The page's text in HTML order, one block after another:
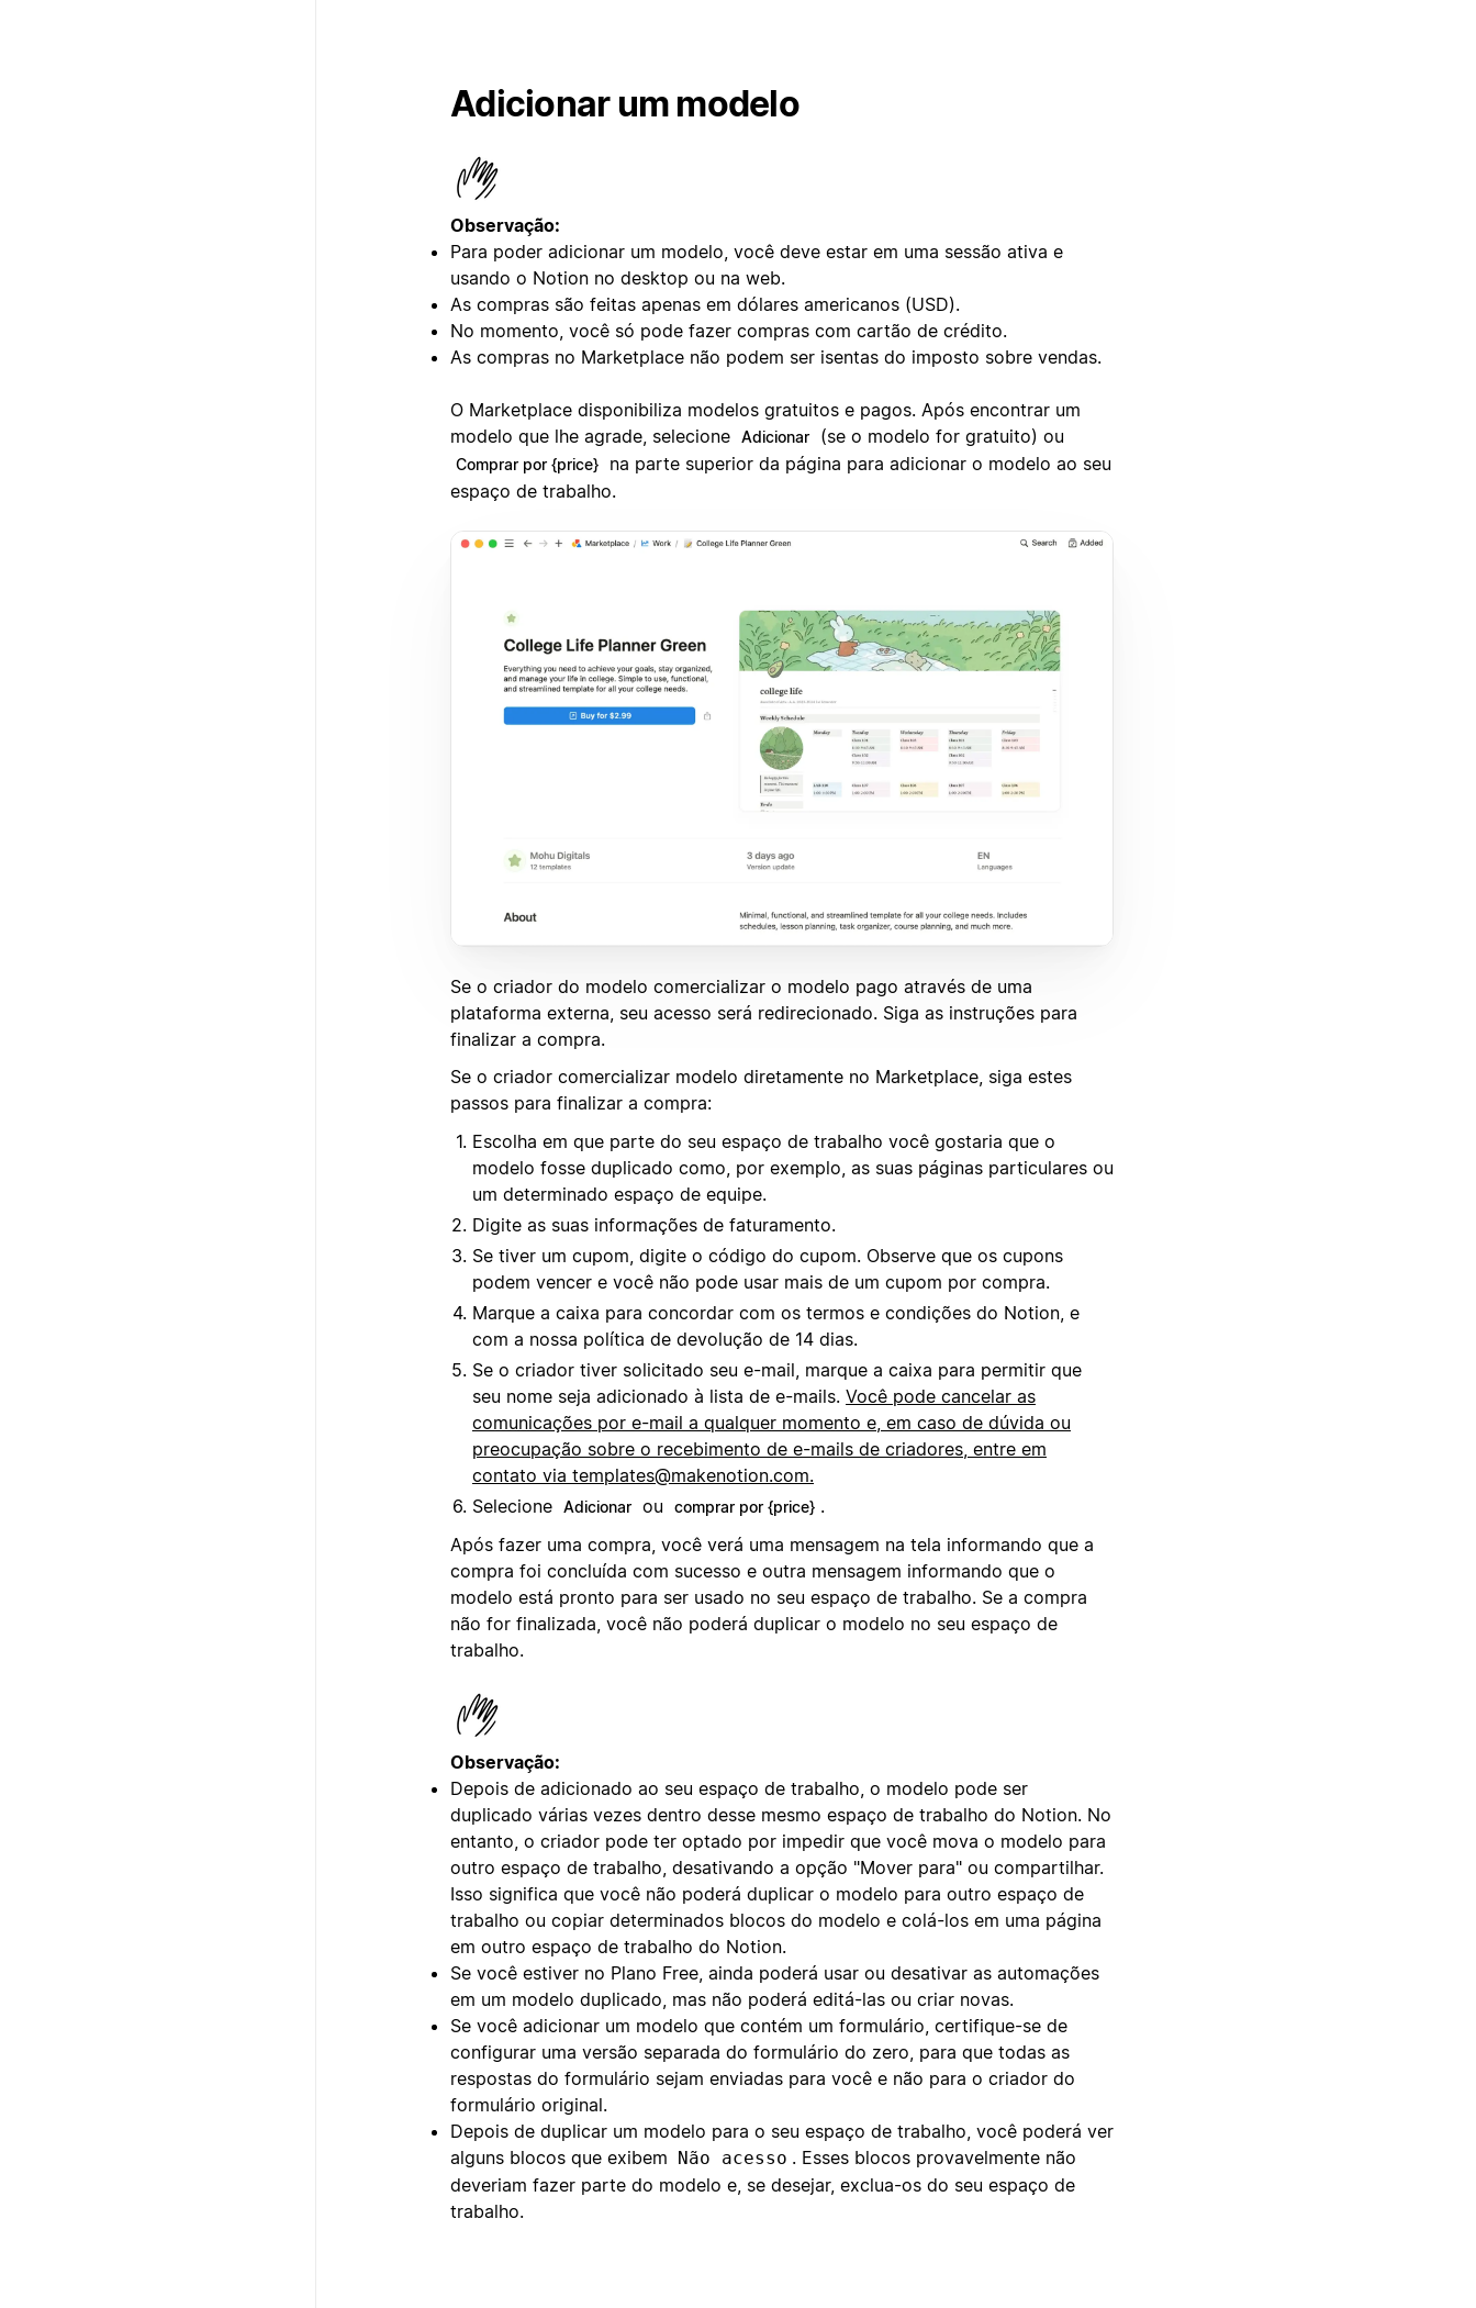
Adicionar um modelo
Observação:
Para poder adicionar um modelo, você deve estar em uma sessão ativa e
usando o Notion no desktop ou na web.
As compras são feitas apenas em dólares americanos (USD).
No momento, você só pode fazer compras com cartão de crédito.
As compras no Marketplace não podem ser isentas do imposto sobre vendas.
O Marketplace disponibiliza modelos gratuitos e pagos. Após encontrar um
modelo que lhe agrade, selecione Adicionar (se o modelo for gratuito) ou
Comprar por {price}
na parte superior da página para adicionar o modelo ao seu
espaço de trabalho.
Se o criador do modelo comercializar o modelo pago através de uma
plataforma externa, seu acesso será redirecionado. Siga as instruções para
finalizar a compra.
Se o criador comercializar modelo diretamente no Marketplace, siga estes
passos para finalizar a compra:
Escolha em que parte do seu espaço de trabalho você gostaria que o
modelo fosse duplicado como, por exemplo, as suas páginas particulares ou
um determinado espaço de equipe.
Digite as suas informações de faturamento.
Se tiver um cupom, digite o código do cupom. Observe que os cupons
podem vencer e você não pode usar mais de um cupom por compra.
Marque a caixa para concordar com os termos e condições do Notion, e
com a nossa política de devolução de 14 dias.
Se o criador tiver solicitado seu e-mail, marque a caixa para permitir que
seu nome seja adicionado à lista de e-mails. Você pode cancelar as
comunicações por e-mail a qualquer momento e, em caso de dúvida ou
preocupação sobre o recebimento de e-mails de criadores, entre em
contato via templates@makenotion.com.
Selecione Adicionar ou comprar por {price} .
Após fazer uma compra, você verá uma mensagem na tela informando que a
compra foi concluída com sucesso e outra mensagem informando que o
modelo está pronto para ser usado no seu espaço de trabalho. Se a compra
não for finalizada, você não poderá duplicar o modelo no seu espaço de
trabalho.
Observação:
Depois de adicionado ao seu espaço de trabalho, o modelo pode ser
duplicado várias vezes dentro desse mesmo espaço de trabalho do Notion. No
entanto, o criador pode ter optado por impedir que você mova o modelo para
outro espaço de trabalho, desativando a opção "Mover para" ou compartilhar.
Isso significa que você não poderá duplicar o modelo para outro espaço de
trabalho ou copiar determinados blocos do modelo e colá-los em uma página
em outro espaço de trabalho do Notion.
Se você estiver no Plano Free, ainda poderá usar ou desativar as automações
em um modelo duplicado, mas não poderá editá-las ou criar novas.
Se você adicionar um modelo que contém um formulário, certifique-se de
configurar uma versão separada do formulário do zero, para que todas as
respostas do formulário sejam enviadas para você e não para o criador do
formulário original.
Depois de duplicar um modelo para o seu espaço de trabalho, você poderá ver
alguns blocos que exibem
Não acesso . Esses blocos provavelmente não
deveriam fazer parte do modelo e, se desejar, exclua-os do seu espaço de
trabalho.